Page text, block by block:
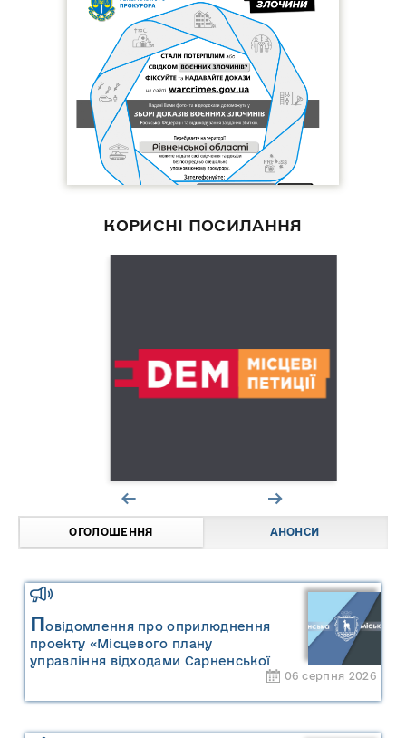
КОРИСНІ ПОСИЛАННЯ
ОГОЛОШЕННЯ АНОНСИ
Повідомлення про оприлюднення
проекту «Місцевого плану
управління відходами Сарненської
міської територіальної громади» та
управління відходами Сарненської
06 серпня 2026